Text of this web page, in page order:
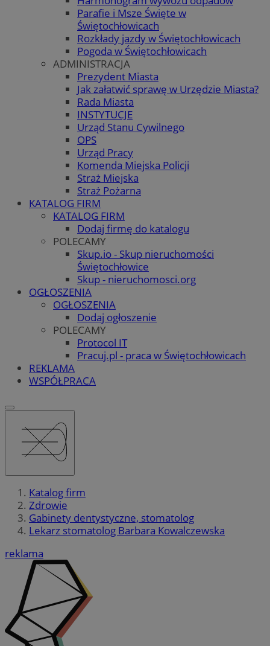
Parafie i Msze Święte w
Świętochłowicach
Rozkłady jazdy w Świętochłowicach
Pogoda w Świętochłowicach
ADMINISTRACJA
Prezydent Miasta
Jak załatwić sprawę w Urzędzie Miasta?
Rada Miasta
INSTYTUCJE
Urząd Stanu Cywilnego
OPS
Urząd Pracy
Komenda Miejska Policji
Straż Miejska
Straż Pożarna
KATALOG FIRM
KATALOG FIRM
Dodaj firmę do katalogu
POLECAMY
Skup.io - Skup nieruchomości
Świętochłowice
Skup - nieruchomosci.org
OGŁOSZENIA
OGŁOSZENIA
Dodaj ogłoszenie
POLECAMY
Protocol IT
Pracuj.pl - praca w Świętochłowicach
REKLAMA
WSPÓŁPRACA
Katalog firm
Zdrowie
Gabinety dentystyczne, stomatolog
Lekarz stomatolog Barbara Kowalczewska
reklama